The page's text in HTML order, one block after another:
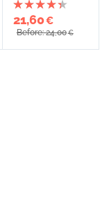
21,60€
Before: 24,00€